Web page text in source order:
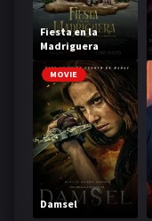
Fiesta en la
Madriguera
MOVIE
Damsel